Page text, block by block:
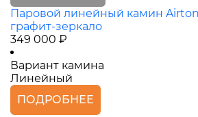
Паровой линейный камин
графит-зеркало
349 000 ₽
Вариант камина
Линейный
ПОДРОБНЕЕ